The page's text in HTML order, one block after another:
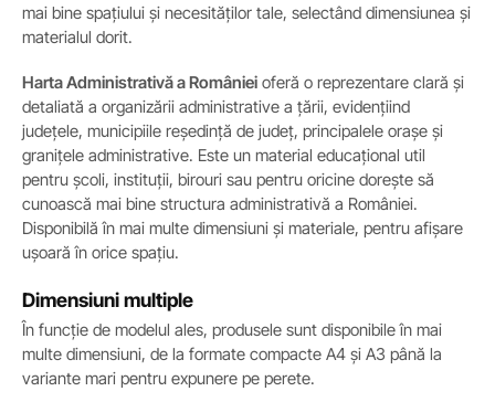
mai bine spațiului și necesităților tale, selectând dimensiunea și
materialul dorit.
Harta Administrativă a României oferă o reprezentare clară și
detaliată a organizării administrative a țării, evidențiind
județele, municipiile reședință de județ, principalele orașe și
granițele administrative. Este un material educațional util
pentru școli, instituții, birouri sau pentru oricine dorește să
cunoască mai bine structura administrativă a României.
Disponibilă în mai multe dimensiuni și materiale, pentru afișare
ușoară în orice spațiu.
Dimensiuni multiple
În funcție de modelul ales, produsele sunt disponibile în mai
multe dimensiuni, de la formate compacte A4 și A3 până la
variante mari pentru expunere pe perete.